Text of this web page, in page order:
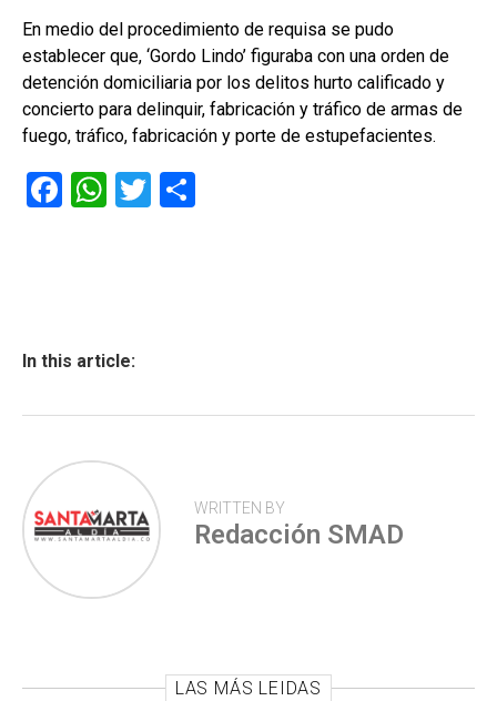
En medio del procedimiento de requisa se pudo
establecer que, ‘Gordo Lindo’ figuraba con una orden de
detención domiciliaria por los delitos hurto calificado y
concierto para delinquir, fabricación y tráfico de armas de
fuego, tráfico, fabricación y porte de estupefacientes.
F
ok
W
p
T
In this article:
WRITTEN BY
Redacción SMAD
LAS MÁS LEIDAS